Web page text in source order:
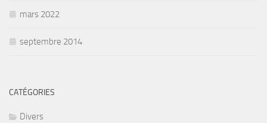
mars 2022
septembre 2014
CATÉGORIES
Divers